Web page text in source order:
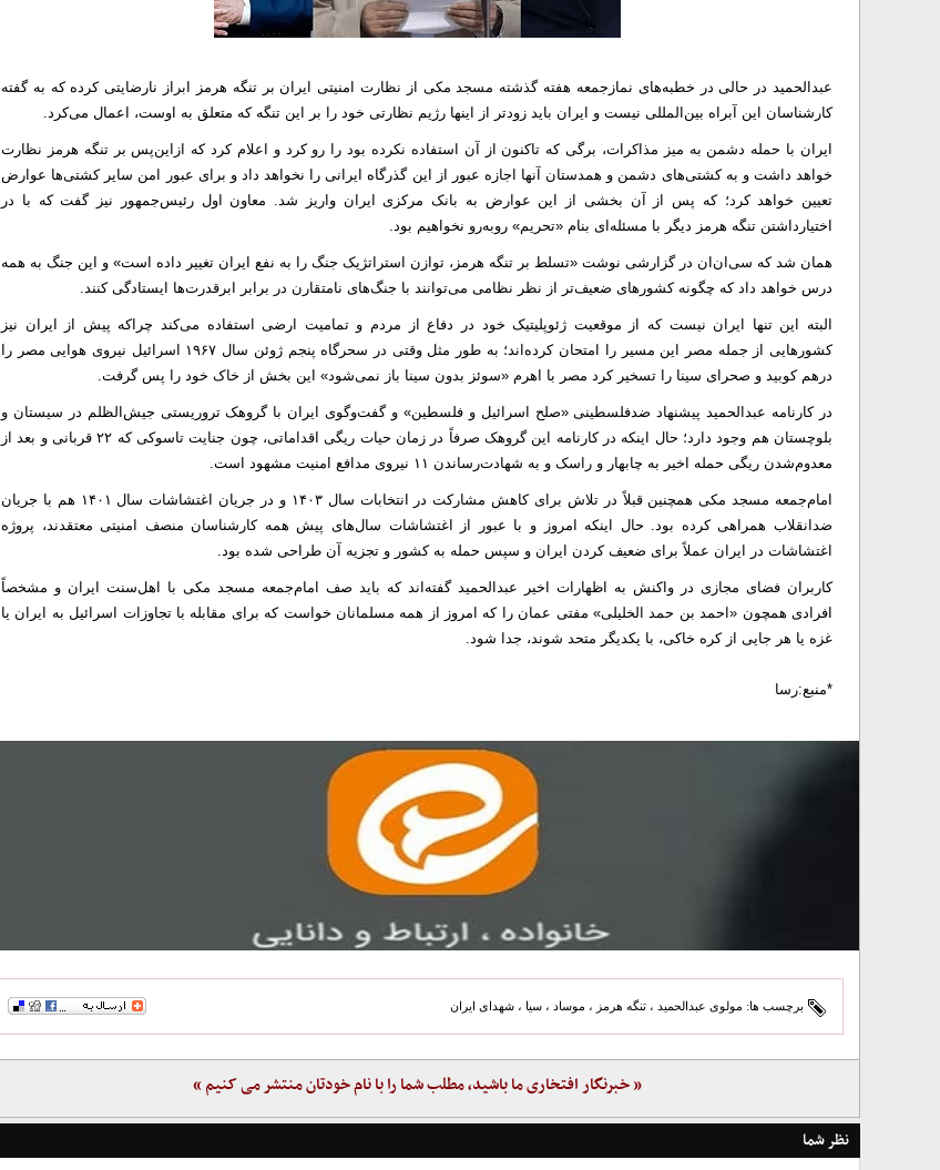
عبدالحمید در حالی در خطبه‌های نمازجمعه هفته گذشته مسجد مکی از نظارت امنیتی ایران بر تنگه هرمز ابراز نارضایتی کرده که به گفته
کارشناسان این آبراه بین‌المللی نیست و ایران باید زودتر از اینها رژیم نظارتی خود را بر این تنگه که متعلق به اوست، اعمال می‌کرد.
ایران با حمله دشمن به میز مذاکرات، برگی که تاکنون از آن استفاده نکرده بود را رو کرد و اعلام کرد که ازاین‌پس بر تنگه هرمز نظارت
خواهد داشت و به کشتی‌های دشمن و همدستان آنها اجازه عبور از این گذرگاه ایرانی را نخواهد داد و برای عبور امن سایر کشتی‌ها عوارض
تعیین خواهد کرد؛ که پس از آن بخشی از این عوارض به بانک مرکزی ایران واریز شد. معاون اول رئیس‌جمهور نیز گفت که با در
اختیارداشتن تنگه هرمز دیگر با مسئله‌ای بنام «تحریم» روبه‌رو نخواهیم بود.
همان شد که سی‌ان‌ان در گزارشی نوشت «تسلط بر تنگه هرمز، توازن استراتژیک جنگ را به نفع ایران تغییر داده است» و این جنگ به همه
درس خواهد داد که چگونه کشور‌های ضعیف‌تر از نظر نظامی می‌توانند با جنگ‌های نامتقارن در برابر ابرقدرت‌ها ایستادگی کنند.
البته این تنها ایران نیست که از موقعیت ژئوپلیتیک خود در دفاع از مردم و تمامیت ارضی استفاده می‌کند چراکه پیش از ایران نیز
کشور‌هایی از جمله مصر این مسیر را امتحان کرده‌اند؛ به طور مثل وقتی در سحرگاه پنجم ژوئن سال ۱۹۶۷ اسرائیل نیروی هوایی مصر را
درهم کوبید و صحرای سینا را تسخیر کرد مصر با اهرم «سوئز بدون سینا باز نمی‌شود» این بخش از خاک خود را پس گرفت.
در کارنامه عبدالحمید پیشنهاد ضدفلسطینی «صلح اسرائیل و فلسطین» و گفت‌وگوی ایران با گروهک تروریستی جیش‌الظلم در سیستان و
بلوچستان هم وجود دارد؛ حال اینکه در کارنامه این گروهک صرفاً در زمان حیات ریگی اقداماتی، چون جنایت تاسوکی که ۲۲ قربانی و بعد از
معدوم‌شدن ریگی حمله اخیر به چابهار و راسک و به شهادت‌رساندن ۱۱ نیروی مدافع امنیت مشهود است.
امام‌جمعه مسجد مکی همچنین قبلاً در تلاش برای کاهش مشارکت در انتخابات سال ۱۴۰۳ و در جریان اغتشاشات سال ۱۴۰۱ هم با جریان
ضدانقلاب همراهی کرده بود. حال اینکه امروز و با عبور از اغتشاشات سال‌های پیش همه کارشناسان منصف امنیتی معتقدند، پروژه
اغتشاشات در ایران عملاً برای ضعیف کردن ایران و سپس حمله به کشور و تجزیه آن طراحی شده بود.
کاربران فضای مجازی در واکنش به اظهارات اخیر عبدالحمید گفته‌اند که باید صف امام‌جمعه مسجد مکی با اهل‌سنت ایران و مشخصاً
افرادی همچون «احمد بن حمد الخلیلی» مفتی عمان را که امروز از همه مسلمانان خواست که برای مقابله با تجاوزات اسرائیل به ایران یا
غزه یا هر جایی از کره خاکی، با یکدیگر متحد شوند، جدا شود.
*منبع:رسا
برچسب ها: مولوی عبدالحمید ، تنگه هرمز ، موساد ، سیا ، شهدای ایران
« خبرنگار افتخاری ما باشید، مطلب شما را با نام خودتان منتشر می کنیم »
نظر شما